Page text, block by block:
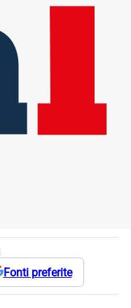
Fonti preferite